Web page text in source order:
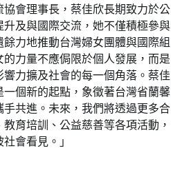
會理事長，蔡佳欣長期致力於公
及與國際交流，她不僅積極參與
力地推動台灣婦女團體與國際組
力量不應侷限於個人發展，而是
力擴及社會的每一個角落。蔡佳
個新的起點，象徵著台灣省蘭馨
共進。未來，我們將透過更多合
育培訓、公益慈善等各項活動，
會看見。」